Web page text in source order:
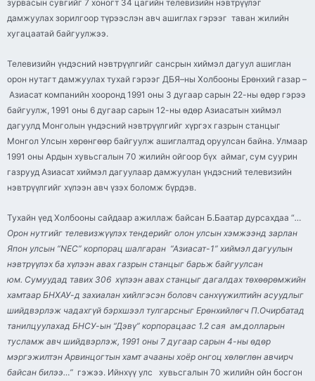
зурвасын сувгийг 7 хоногт 34 цагийн телевизийн нэвтрүүлэг
дамжуулах зорилгоор түрээслэн авч ашиглах гэрээг таван жилийн
хугацаатай байгуулжээ.
Телевизийн үндэсний нэвтрүүлгийг сансрын хиймэл дагуул ашиглан
орон нутагт дамжуулах тухай гэрээг ДБЯ–ны Холбооны Ерөнхий газар –
Азиасат компанийн хооронд 1991 оны 3 дугаар сарын 22-ны өдөр гэрээ
байгуулж, 1991 оны 6 дугаар сарын 12-ны өдөр Азиасатын хиймэл
дагуулд Монголын үндэсний нэвтрүүлгийг хүргэх газрын станцыг
Монгол Улсын хөрөнгөөр байгуулж ашиглалтад оруулсан байна. Улмаар
1991 оны Ардын хувьсгалын 70 жилийн ойгоор бүх аймаг, сум суурин
газрууд Азиасат хиймэл дагуулаар дамжуулан үндэсний телевизийн
нэвтрүүлгийг хүлээн авч үзэх боломж бүрдэв.
Тухайн үед Холбооны сайдаар ажиллаж байсан Б.Баатар дурсахдаа “…
Орон нутгийг телевизжүүлэхтендерийг олон улсын хэмжээнд зарлан
Япон улсын “NEC” корпорац шалгаран “Азиасат-1” хиймэл дагуулын
нэвтрүүлэх ба хүлээн авах газрын станцыг барьж байгуулсан
юм. Сумуудад тавих 306 хүлээн авах станцыг дагалдах төхөөрөмжийн
хамтаар БНХАУ-д захиалан хийлгэсэн боловч санхүүжилтийн асуудлыг
шийдвэрлэж чадахгүй бэрхшээл тулгарсныг Ерөнхийлөгч П.Очирбатад
танилцуулахад БНСУ-ын “Дэвү” корпорацаас 1.2 сая ам.долларын
тусламж авч шийдвэрлэж, 1991 оны 7 дугаар сарын 4-ны өдөр
мэргэжилтэн Арвинцогтын хамт ачааны хоёр онгоц хөлөглөн авчирч
байсан билээ…” гэжээ. Ийнхүү улс хувьсгалын 70 жилийн ойн босгон